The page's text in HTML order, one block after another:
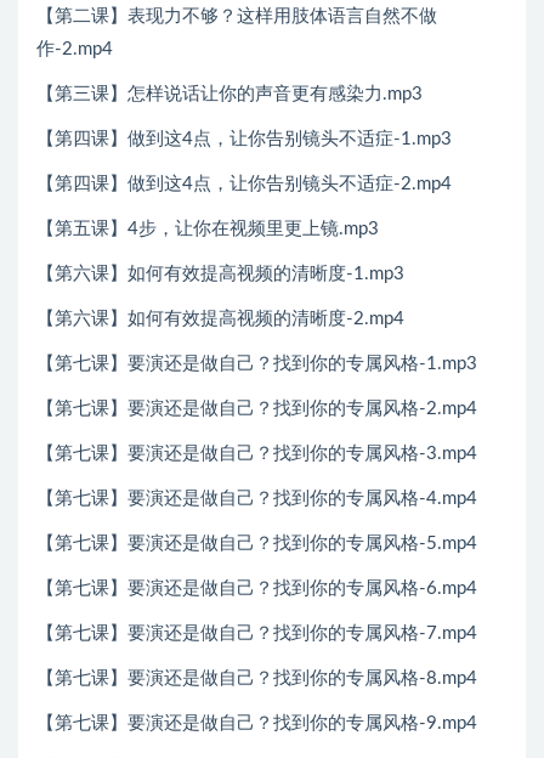
【第二课】表现力不够？这样用肢体语言自然不做
作-2.mp4
【第三课】怎样说话让你的声音更有感染力.mp3
【第四课】做到这4点，让你告别镜头不适症-1.mp3
【第四课】做到这4点，让你告别镜头不适症-2.mp4
【第五课】4步，让你在视频里更上镜.mp3
【第六课】如何有效提高视频的清晰度-1.mp3
【第六课】如何有效提高视频的清晰度-2.mp4
【第七课】要演还是做自己？找到你的专属风格-1.mp3
【第七课】要演还是做自己？找到你的专属风格-2.mp4
【第七课】要演还是做自己？找到你的专属风格-3.mp4
【第七课】要演还是做自己？找到你的专属风格-4.mp4
【第七课】要演还是做自己？找到你的专属风格-5.mp4
【第七课】要演还是做自己？找到你的专属风格-6.mp4
【第七课】要演还是做自己？找到你的专属风格-7.mp4
【第七课】要演还是做自己？找到你的专属风格-8.mp4
【第七课】要演还是做自己？找到你的专属风格-9.mp4